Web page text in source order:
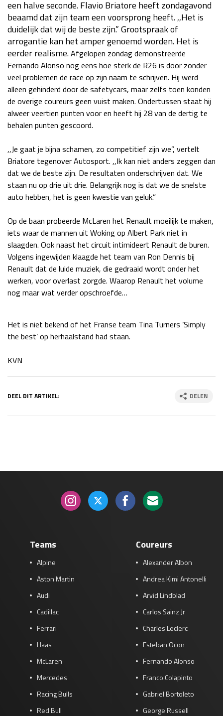
Race
za 13:00 - 15:00
GP VERENIGDE STATEN 2026 23 - 25 okt
Kwalificatie
za 23:00 - 00:00
Race
zo 21:00 - 23:00
GP MEXICO 2026 30 okt - 01 nov
Kwalificatie
za 22:00 - 23:00
Race
zo 21:00 - 23:00
GP SÃO PAULO 2026 06 - 08 nov
Race
zo 18:00 - 20:00
Kwalificatie
za 05:00 - 06:00
Race
zo 05:00 - 07:00
GP QATAR 2026
Race
zo 17:00 - 19:00
GP ABU DHABI 2026 04 - 06 dec
Kwalificatie
een halve seconde. Flavio Briatore heeft zondagavond
beaamd dat zijn team een voorsprong heeft. ,,Het is
duidelijk dat wij de beste zijn.” Grootspraak of
arrogantie kan het amper genoemd worden. Het is
eerder realisme.Afgelopen zondag demonstreerde
Fernando Alonso nog eens hoe sterk de R26 is door zonder
veel problemen de race op zijn naam te schrijven. Hij werd
alleen gehinderd door de safetycars, maar zelfs toen konden
de overige coureurs geen vuist maken. Ondertussen staat hij
alweer veertien punten voor en heeft hij 28 van de dertig te
behalen punten gescoord.
,,Je gaat je bijna schamen, zo competitief zijn we”, vertelt
Briatore tegenover Autosport. ,,Ik kan niet anders zeggen dan
dat we de beste zijn. De resultaten onderschrijven dat. We
staan nu op drie uit drie. Belangrijk nog is dat we de snelste
auto hebben, het is geen kwestie van geluk.”
Op de baan probeerde McLaren het Renault moeilijk te maken,
iets waar de mannen uit Woking op Albert Park niet in
slaagden. Ook naast het circuit intimideert Renault de buren.
Volgens ingewijden klaagde het team van Ron Dennis bij
Renault dat de luide muziek, die gedraaid wordt onder het
werken, voor overlast zorgde. Waarop Renault het volume
nog maar wat verder opschroefde…
Het is niet bekend of het Franse team Tina Turners ’Simply
the best’ op herhaalstand had staan.
KVN
DEEL DIT ARTIKEL: DELEN
Teams
Alpine
Aston Martin
Audi
Cadillac
Ferrari
Haas
McLaren
Mercedes
Racing Bulls
Red Bull
Coureurs
Alexander Albon
Andrea Kimi Antonelli
Arvid Lindblad
Carlos Sainz Jr
Charles Leclerc
Esteban Ocon
Fernando Alonso
Franco Colapinto
Gabriel Bortoleto
George Russell